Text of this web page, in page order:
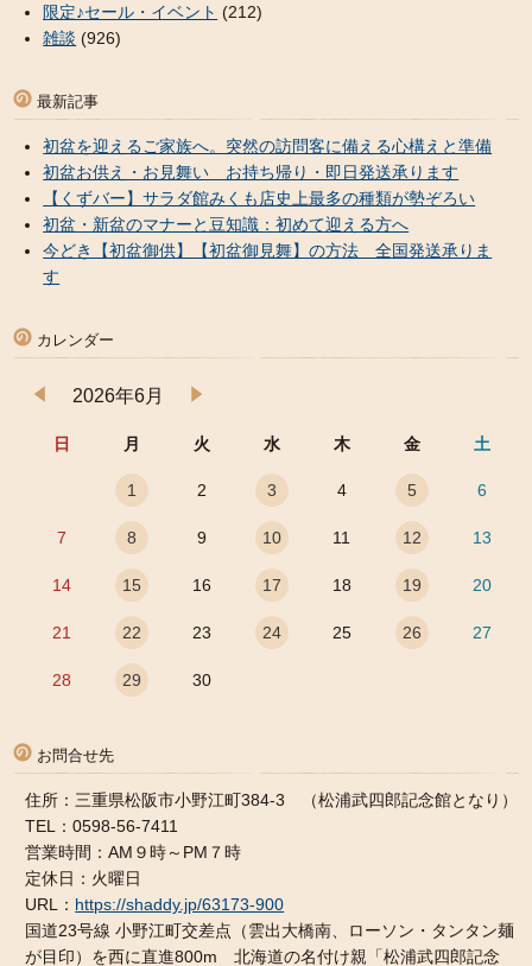
限定♪セール・イベント (212)
雑談 (926)
最新記事
初盆を迎えるご家族へ。突然の訪問客に備える心構えと準備
初盆お供え・お見舞い お持ち帰り・即日発送承ります
【くずバー】サラダ館みくも店史上最多の種類が勢ぞろい
初盆・新盆のマナーと豆知識：初めて迎える方へ
今どき【初盆御供】【初盆御見舞】の方法 全国発送承りま
す
カレンダー
2026年6月
日 月 火 水 木 金 土
1 2 3 4 5 6
7 8 9 10 11 12 13
14 15 16 17 18 19 20
21 22 23 24 25 26 27
28 29 30
お問合せ先
住所：三重県松阪市小野江町384-3 （松浦武四郎記念館となり）
TEL：0598-56-7411
営業時間：AM９時～PM７時
定休日：火曜日
URL： https://shaddy.jp/63173-900
国道23号線 小野江町交差点（雲出大橋南、ローソン・タンタン麺
が目印）を西に直進800m 北海道の名付け親「松浦武四郎記念